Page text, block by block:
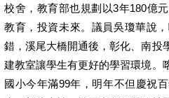
校舍，教育部也規劃以3年180億
教育，投資未來。議員吳瓊華說
錯，溪尾大橋開通後，彰化、南投
建教室讓學生有更好的學習環境。
國小今年滿99年，明年不但慶祝